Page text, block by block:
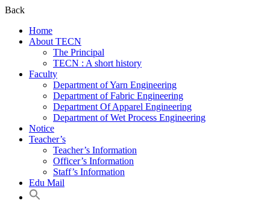
Back
Home
About TECN
The Principal
TECN : A short history
Faculty
Department of Yarn Engineering
Department of Fabric Engineering
Department Of Apparel Engineering
Department of Wet Process Engineering
Notice
Teacher’s
Teacher’s Information
Officer’s Information
Staff’s Information
Edu Mail